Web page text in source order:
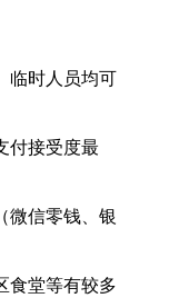
临时人员均可
付接受度最
微信零钱、银
食堂等有较多